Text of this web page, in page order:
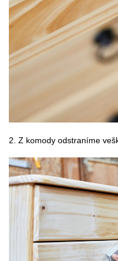
2. Z komody odstraníme